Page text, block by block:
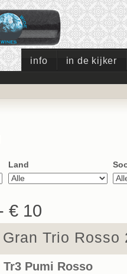
info in de kijker
Land
€ 10
Trio Rosso
Pumi Rosso